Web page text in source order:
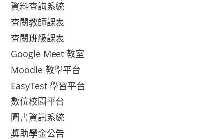
資料查詢系統
查閱教師課表
查閱班級課表
Google Meet 教室
Moodle 教學平台
EasyTest 學習平台
數位校園平台
圖書資訊系統
獎助學金公告